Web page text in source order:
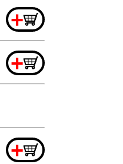
+
+
+